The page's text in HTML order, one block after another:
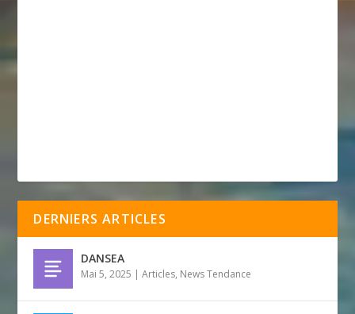
DERNIERS ARTICLES
DANSEA
Mai 5, 2025 |Articles, News Tendance